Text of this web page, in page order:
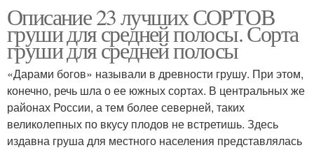
Описание 23 лучших СОРТОВ
груши для средней полосы. Сорта
груши для средней полосы
«Дарами богов» называли в древности грушу. При этом,
конечно, речь шла о ее южных сортах. В центральных же
районах России, а тем более северней, таких
великолепных по вкусу плодов не встретишь. Здесь
издавна груша для местного населения представлялась